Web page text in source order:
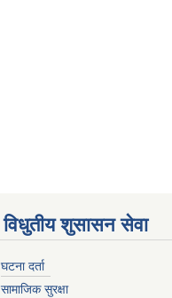
विधुतीय शुसासन सेवा
घटना दर्ता
सामाजिक सुरक्षा